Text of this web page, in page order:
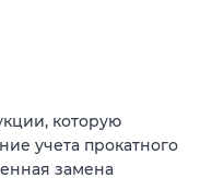
которую
учета прокатного
замена